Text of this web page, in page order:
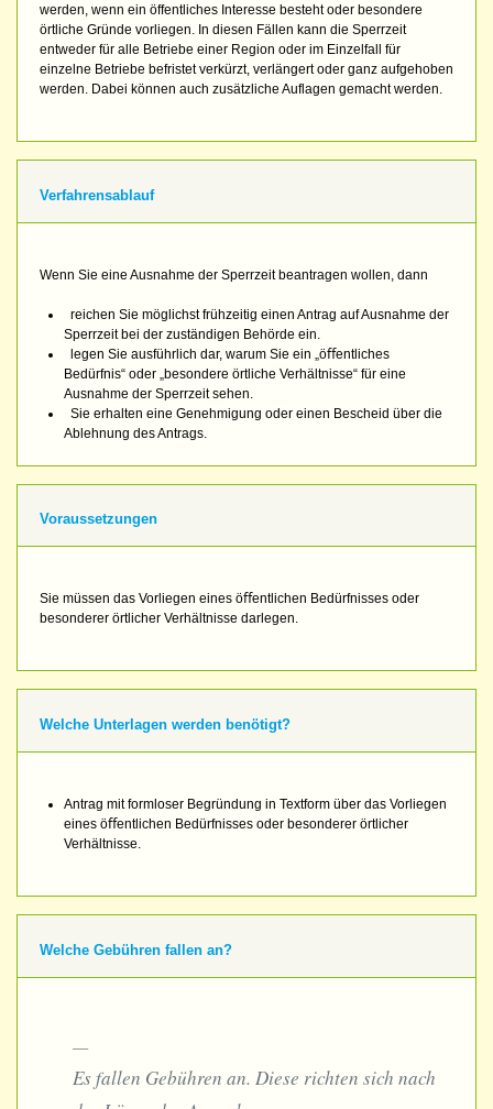
werden, wenn ein öffentliches Interesse besteht oder besondere
örtliche Gründe vorliegen. In diesen Fällen kann die Sperrzeit
entweder für alle Betriebe einer Region oder im Einzelfall für
einzelne Betriebe befristet verkürzt, verlängert oder ganz aufgehoben
werden. Dabei können auch zusätzliche Auflagen gemacht werden.
Verfahrensablauf
Wenn Sie eine Ausnahme der Sperrzeit beantragen wollen, dann
reichen Sie möglichst frühzeitig einen Antrag auf Ausnahme der
Sperrzeit bei der zuständigen Behörde ein.
legen Sie ausführlich dar, warum Sie ein „öﬀentliches
Bedürfnis“ oder „besondere örtliche Verhältnisse“ für eine
Ausnahme der Sperrzeit sehen.
Sie erhalten eine Genehmigung oder einen Bescheid über die
Ablehnung des Antrags.
Voraussetzungen
Sie müssen das Vorliegen eines öﬀentlichen Bedürfnisses oder
besonderer örtlicher Verhältnisse darlegen.
Welche Unterlagen werden benötigt?
Antrag mit formloser Begründung in Textform über das Vorliegen
eines öﬀentlichen Bedürfnisses oder besonderer örtlicher
Verhältnisse.
Welche Gebühren fallen an?
Es fallen Gebühren an. Diese richten sich nach